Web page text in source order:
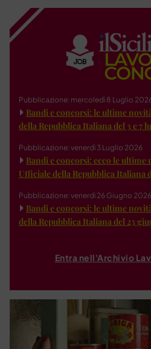
Pubblicazione: mercoledì 8 Luglio
Bandi e concorsi: le ultime
della Repubblica Italiana del 3 e 7
Pubblicazione: venerdì 3 Luglio 2026
Bandi e concorsi: ecco le ultime
Ufficiale della Repubblica Italiana
Pubblicazione: venerdì 26 Giugno 2026
Bandi e concorsi: le ultime
della Repubblica Italiana del 23
Entra nell'Archivio